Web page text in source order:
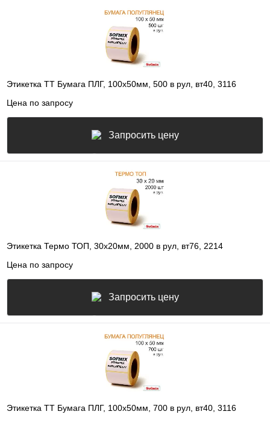
Этикетка ТТ Бумага ПЛГ, 100х50мм, 500 в рул, вт40, 3116
Цена по запросу
Запросить цену
Этикетка Термо ТОП, 30х20мм, 2000 в рул, вт76, 2214
Цена по запросу
Запросить цену
Этикетка ТТ Бумага ПЛГ, 100х50мм, 700 в рул, вт40, 3116